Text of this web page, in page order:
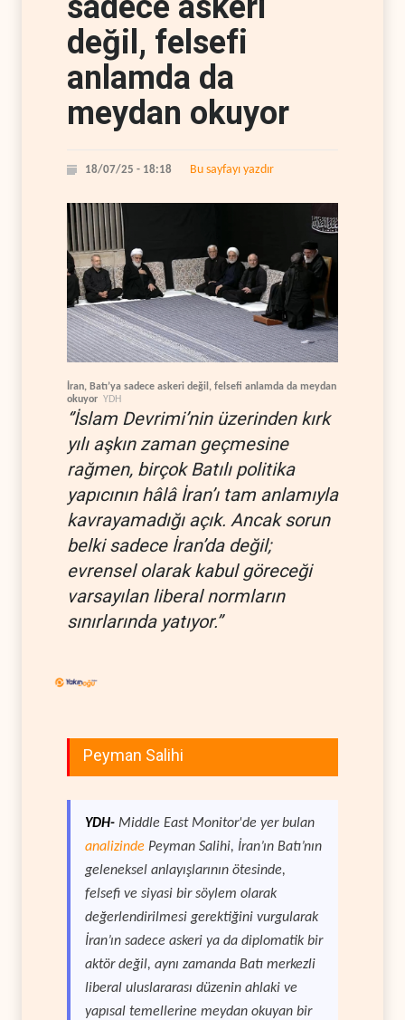
değil, felsefi
anlamda da
meydan okuyor
18/07/25 - 18:18 Bu sayfayı yazdır
İran, Batı’ya sadece askeri değil, felsefi anlamda da meydan
okuyor YDH
‘’İslam Devrimi’nin üzerinden kırk
yılı aşkın zaman geçmesine
rağmen, birçok Batılı politika
yapıcının hâlâ İran’ı tam anlamıyla
kavrayamadığı açık. Ancak sorun
belki sadece İran’da değil;
evrensel olarak kabul göreceği
varsayılan liberal normların
sınırlarında yatıyor.’’
Peyman Salihi
YDH- Middle East Monitor'de yer bulan
analizinde Peyman Salihi, İran’ın Batı’nın
geleneksel anlayışlarının ötesinde,
felsefi ve siyasi bir söylem olarak
değerlendirilmesi gerektiğini vurgularak
İran’ın sadece askeri ya da diplomatik bir
aktör değil, aynı zamanda Batı merkezli
liberal uluslararası düzenin ahlaki ve
yapısal temellerine meydan okuyan bir